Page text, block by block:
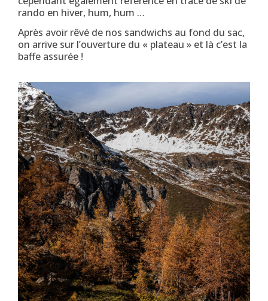
rando en hiver, hum, hum …
Après avoir rêvé de nos sandwichs au fond du sac,
on arrive sur l’ouverture du « plateau » et là c’est la
baffe assurée !